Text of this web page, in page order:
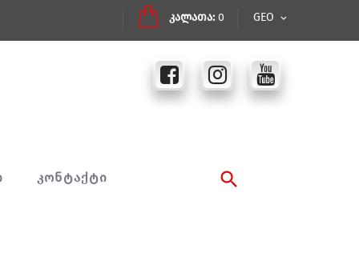
GEO
კალათა: 0
ᲙᲝᲜᲢᲐᲥᲢᲘ